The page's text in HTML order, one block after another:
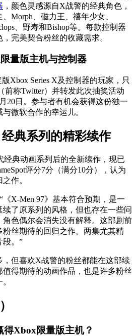
，颜色灵感源自X战警的经典角色，
Morph、磁力王、禧年少女、
、野寿和Bishop等。每款控制器
完美契合粉丝的收藏需求。
量版主机与控制器
Xbox Series X及控制器的玩家，只
前称Twitter）并转发此次抽奖活动
20日。参与者有机会获得这份独一
微软合作的幸运儿。
经典系列的精彩续作
经典动画系列后的全新续作，现已
评分7分（满分10分），认为
作。
《X-Men 97》基本符合预期，是一
了原系列的风格，但也存在一些问
色偶尔会消失没有解释。这部剧前
丝期待的回归之作。两集尤其精
段。”
，但喜欢X战警的粉丝都能在这部续
得期待的动画作品，也是许多粉丝
Xbox限量版主机？